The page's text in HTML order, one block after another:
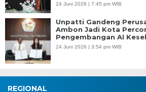
24 Juni 2026 | 7:45 pm WIB
Unpatti Gandeng
Ambon Jadi Kota
Pengembangan AI
24 Juni 2026 | 3:54 pm WIB
REGIONAL